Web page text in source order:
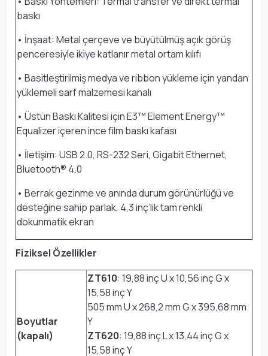
baskı
• İnşaat: Metal çerçeve ve büyütülmüş açık görüş
penceresiyle ikiye katlanır metal ortam kılıfı
• Basitleştirilmiş medya ve ribbon yükleme için yandan
yüklemeli sarf malzemesi kanalı
• Üstün Baskı Kalitesi için E3™ Element Energy™
Equalizer içeren ince film baskı kafası
• İletişim: USB 2.0, RS-232 Seri, Gigabit Ethernet,
Bluetooth® 4.0
• Berrak gezinme ve anında durum görünürlüğü ve
desteğine sahip parlak, 4,3 inç’lik tam renkli
dokunmatik ekran
Fiziksel Özellikler
Boyutlar
(kapalı)
ZT610: 19,88 inç U x 10,56 inç G x
15,58 inç Y
505 mm U x 268,2 mm G x 395,68 mm
Y
ZT620: 19,88 inç L x 13,44 inç G x
15,58 inç Y